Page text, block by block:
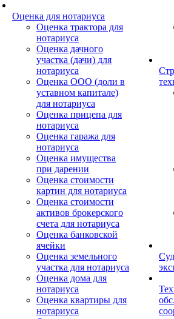
Оценка для нотариуса
Оценка трактора для
нотариуса
Оценка дачного
участка (дачи) для
нотариуса
Оценка ООО (доли в
уставном капитале)
для нотариуса
Оценка прицепа для
нотариуса
Оценка гаража для
нотариуса
Оценка имущества
при дарении
Оценка стоимости
картин для нотариуса
Оценка стоимости
активов брокерского
счета для нотариуса
Оценка банковской
ячейки
Оценка земельного
участка для нотариуса
Оценка дома для
нотариуса
Оценка квартиры для
нотариуса